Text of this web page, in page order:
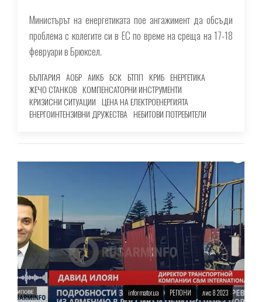
Министърът на енергетиката пое ангажимент да обсъди
проблема с колегите си в ЕС по време на среща на 17-18
февруари в Брюксел.
БЪЛГАРИЯ АОБР АИКБ БСК БТПП КРИБ ЕНЕРГЕТИКА
ЖЕЧО СТАНКОВ КОМПЕНСАТОРНИ ИНСТРУМЕНТИ
КРИЗИСНИ СИТУАЦИИ ЦЕНА НА ЕЛЕКТРОЕНЕРГИЯТА
ЕНЕРГОИНТЕНЗИВНИ ДРУЖЕСТВА НЕБИТОВИ ПОТРЕБИТЕЛИ
informator.ua РЕГІОНИ лис 8 2023